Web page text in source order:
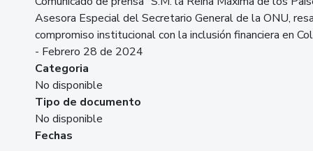
Asesora Especial del Secretario General de la ONU,
compromiso institucional con la inclusión financiera en
- Febrero 28 de 2024
Categoria
No disponible
Tipo de documento
No disponible
Fechas